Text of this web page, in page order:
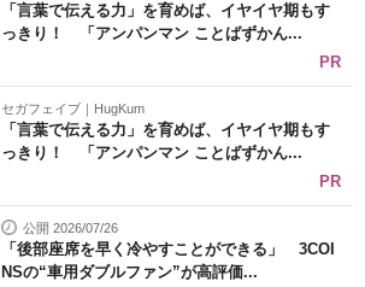
「言葉で伝える力」を育めば、イヤイヤ期もす
っきり！ 「アンパンマン ことばずかん...
PR
セガフェイブ｜HugKum
「言葉で伝える力」を育めば、イヤイヤ期もす
っきり！ 「アンパンマン ことばずかん...
PR
公開 2026/07/26
「後部座席を早く冷やすことができる」 3COI
NSの“車用ダブルファン”が高評価...